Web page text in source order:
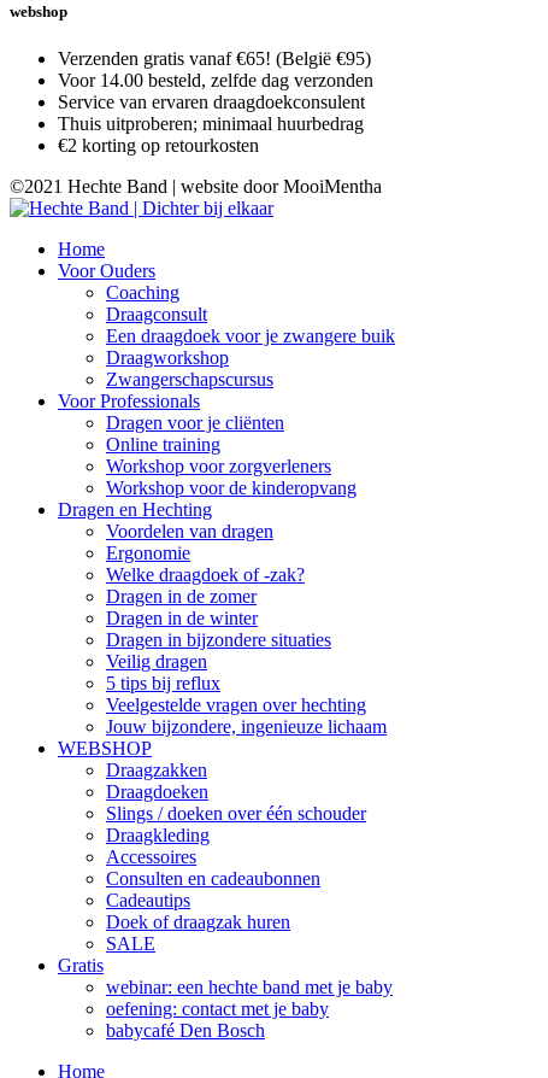
webshop
Verzenden gratis vanaf €65! (België €95)
Voor 14.00 besteld, zelfde dag verzonden
Service van ervaren draagdoekconsulent
Thuis uitproberen; minimaal huurbedrag
€2 korting op retourkosten
©2021 Hechte Band | website door MooiMentha
Home
Voor Ouders
Coaching
Draagconsult
Een draagdoek voor je zwangere buik
Draagworkshop
Zwangerschapscursus
Voor Professionals
Dragen voor je cliënten
Online training
Workshop voor zorgverleners
Workshop voor de kinderopvang
Dragen en Hechting
Voordelen van dragen
Ergonomie
Welke draagdoek of -zak?
Dragen in de zomer
Dragen in de winter
Dragen in bijzondere situaties
Veilig dragen
5 tips bij reflux
Veelgestelde vragen over hechting
Jouw bijzondere, ingenieuze lichaam
WEBSHOP
Draagzakken
Draagdoeken
Slings / doeken over één schouder
Draagkleding
Accessoires
Consulten en cadeaubonnen
Cadeautips
Doek of draagzak huren
SALE
Gratis
webinar: een hechte band met je baby
oefening: contact met je baby
babycafé Den Bosch
Home